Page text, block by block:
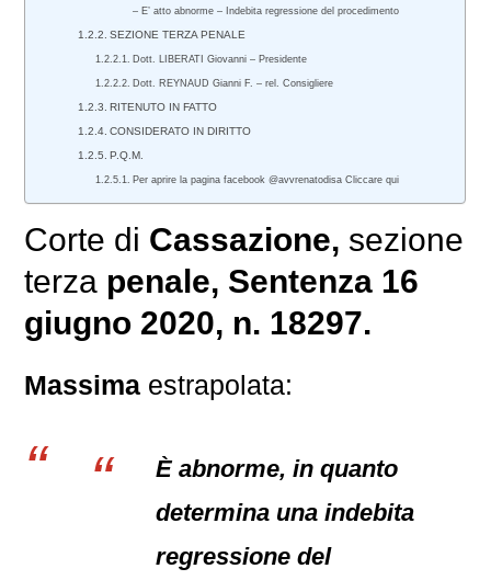
– E’ atto abnorme – Indebita regressione del procedimento
SEZIONE TERZA PENALE
Dott. LIBERATI Giovanni – Presidente
Dott. REYNAUD Gianni F. – rel. Consigliere
RITENUTO IN FATTO
CONSIDERATO IN DIRITTO
P.Q.M.
Per aprire la pagina facebook @avvrenatodisa Cliccare qui
Corte di Cassazione, sezione
terza penale, Sentenza 16
giugno 2020, n. 18297.
Massima estrapolata:
È abnorme, in quanto
determina una indebita
regressione del